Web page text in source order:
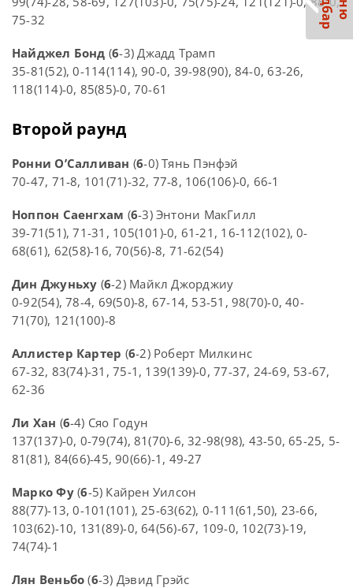
75-32
Найджел Бонд (6-3) Джадд Трамп
35-81(52), 0-114(114), 90-0, 39-98(90), 84-0, 63-26,
118(114)-0, 85(85)-0, 70-61
Второй раунд
Ронни О’Салливан (6-0) Тянь Пэнфэй
70-47, 71-8, 101(71)-32, 77-8, 106(106)-0, 66-1
Ноппон Саенгхам (6-3) Энтони МакГилл
39-71(51), 71-31, 105(101)-0, 61-21, 16-112(102), 0-
68(61), 62(58)-16, 70(56)-8, 71-62(54)
Дин Джуньху (6-2) Майкл Джорджиу
0-92(54), 78-4, 69(50)-8, 67-14, 53-51, 98(70)-0, 40-
71(70), 121(100)-8
Аллистер Картер (6-2) Роберт Милкинс
67-32, 83(74)-31, 75-1, 139(139)-0, 77-37, 24-69, 53-67,
62-36
Ли Хан (6-4) Сяо Годун
137(137)-0, 0-79(74), 81(70)-6, 32-98(98), 43-50, 65-25, 5-
81(81), 84(66)-45, 90(66)-1, 49-27
Марко Фу(6-5) Кайрен Уилсон
88(77)-13, 0-101(101), 25-63(62), 0-111(61,50), 23-66,
103(62)-10, 131(89)-0, 64(56)-67, 109-0, 102(73)-19,
74(74)-1
Лян Веньбо (6-3) Дэвид Грэйс